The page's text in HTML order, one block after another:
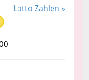
Lotto Zahlen »